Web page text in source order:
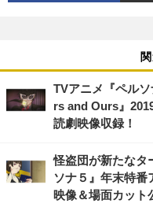
TVアニメ『ペル
rs and Ours』
読劇映像収録！
怪盗団が新たなタ
ソナ５』年末特
映像＆場面カット